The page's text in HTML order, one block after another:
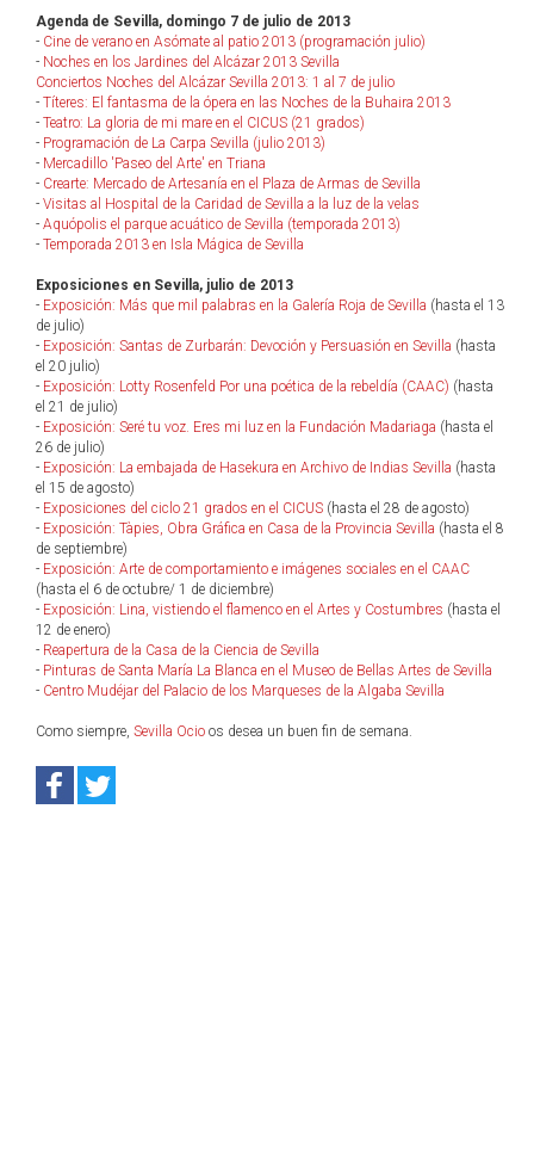
Agenda de Sevilla, domingo 7 de julio de 2013
- Cine de verano en Asómate al patio 2013 (programación julio)
- Noches en los Jardines del Alcázar 2013 Sevilla
Conciertos Noches del Alcázar Sevilla 2013: 1 al 7 de julio
- Títeres: El fantasma de la ópera en las Noches de la Buhaira 2013
- Teatro: La gloria de mi mare en el CICUS (21 grados)
- Programación de La Carpa Sevilla (julio 2013)
- Mercadillo 'Paseo del Arte' en Triana
- Crearte: Mercado de Artesanía en el Plaza de Armas de Sevilla
- Visitas al Hospital de la Caridad de Sevilla a la luz de la velas
- Aquópolis el parque acuático de Sevilla (temporada 2013)
- Temporada 2013 en Isla Mágica de Sevilla
Exposiciones en Sevilla, julio de 2013
- Exposición: Más que mil palabras en la Galería Roja de Sevilla (hasta el 13
de julio)
- Exposición: Santas de Zurbarán: Devoción y Persuasión en Sevilla (hasta
el 20 julio)
- Exposición: Lotty Rosenfeld Por una poética de la rebeldía (CAAC) (hasta
el 21 de julio)
- Exposición: Seré tu voz. Eres mi luz en la Fundación Madariaga (hasta el
26 de julio)
- Exposición: La embajada de Hasekura en Archivo de Indias Sevilla (hasta
el 15 de agosto)
- Exposiciones del ciclo 21 grados en el CICUS (hasta el 28 de agosto)
- Exposición: Tàpies, Obra Gráfica en Casa de la Provincia Sevilla (hasta el 8
de septiembre)
- Exposición: Arte de comportamiento e imágenes sociales en el CAAC
(hasta el 6 de octubre/ 1 de diciembre)
- Exposición: Lina, vistiendo el flamenco en el Artes y Costumbres (hasta el
12 de enero)
- Reapertura de la Casa de la Ciencia de Sevilla
- Pinturas de Santa María La Blanca en el Museo de Bellas Artes de Sevilla
- Centro Mudéjar del Palacio de los Marqueses de la Algaba Sevilla
Como siempre, Sevilla Ocio os desea un buen fin de semana.